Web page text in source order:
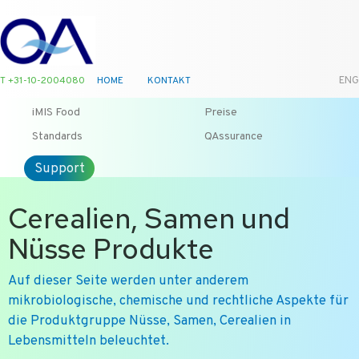
T +31-10-2004080 HOME KONTAKT ENG
iMIS Food
Preise
Standards
QAssurance
Support
Cerealien, Samen und
Nüsse Produkte
Auf dieser Seite werden unter anderem
mikrobiologische, chemische und rechtliche Aspekte für
die Produktgruppe Nüsse, Samen, Cerealien in
Lebensmitteln beleuchtet.